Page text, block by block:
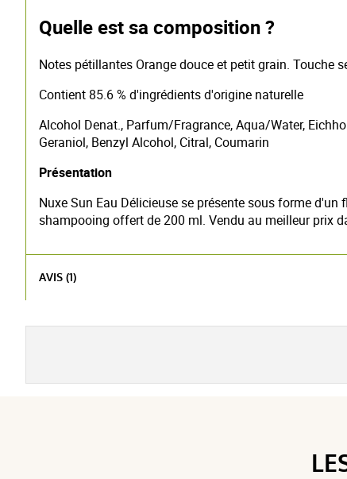
Quelle est sa composition ?
Notes pétillantes Orange douce et petit grain. Touche
Contient 85.6 % d'ingrédients d'origine naturelle
Alcohol Denat., Parfum/Fragrance, Aqua/Water,
Geraniol, Benzyl Alcohol, Citral, Coumarin
Présentation
Nuxe Sun Eau Délicieuse se présente sous forme
shampooing offert de 200 ml. Vendu au meilleur prix
AVIS (1)